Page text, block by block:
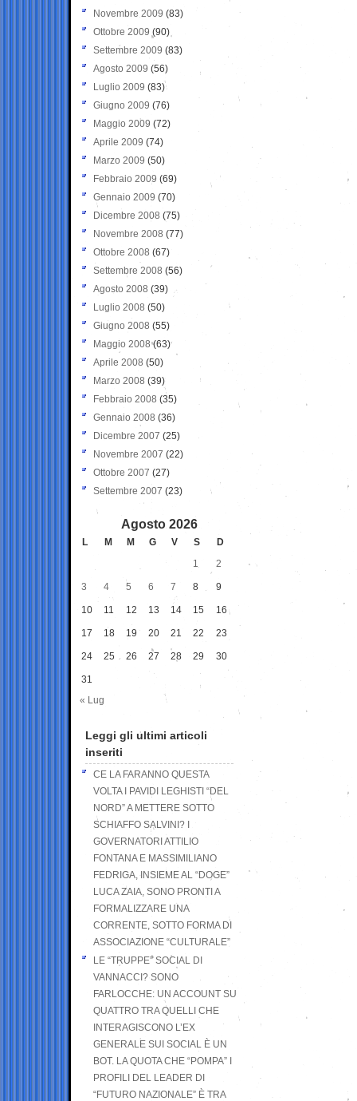
Novembre 2009 (83)
Ottobre 2009 (90)
Settembre 2009 (83)
Agosto 2009 (56)
Luglio 2009 (83)
Giugno 2009 (76)
Maggio 2009 (72)
Aprile 2009 (74)
Marzo 2009 (50)
Febbraio 2009 (69)
Gennaio 2009 (70)
Dicembre 2008 (75)
Novembre 2008 (77)
Ottobre 2008 (67)
Settembre 2008 (56)
Agosto 2008 (39)
Luglio 2008 (50)
Giugno 2008 (55)
Maggio 2008(63)
Aprile 2008 (50)
Marzo 2008 (39)
Febbraio 2008 (35)
Gennaio 2008 (36)
Dicembre 2007 (25)
Novembre 2007 (22)
Ottobre 2007 (27)
Settembre 2007 (23)
Agosto 2026
L M M G V S
D
1
2
3 4 5 6 7 8 9
10 11 12 13 14 15 16
17 18 19 20 21 22 23
24 25 26 27 28 29 30
31
« Lug
Leggi gli ultimi articoli
inseriti
CE LA FARANNO QUESTA
VOLTA I PAVIDI LEGHISTI “DEL
NORD” A METTERE SOTTO
SCHIAFFO SALVINI? I
GOVERNATORI ATTILIO
FONTANA E MASSIMILIANO
FEDRIGA, INSIEME AL “DOGE”
LUCA ZAIA, SONO PRONTI A
FORMALIZZARE UNA
CORRENTE, SOTTO FORMA DI
ASSOCIAZIONE “CULTURALE”
LE “TRUPPE” SOCIAL DI
VANNACCI? SONO
FARLOCCHE: UN ACCOUNT SU
QUATTRO TRA QUELLI CHE
INTERAGISCONO L’EX
GENERALE SUI SOCIAL È UN
BOT. LA QUOTA CHE “POMPA” I
PROFILI DEL LEADER DI
“FUTURO NAZIONALE” È TRA